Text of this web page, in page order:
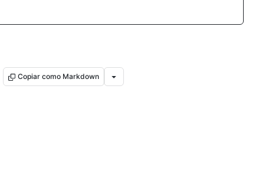
Copiar como Markdown